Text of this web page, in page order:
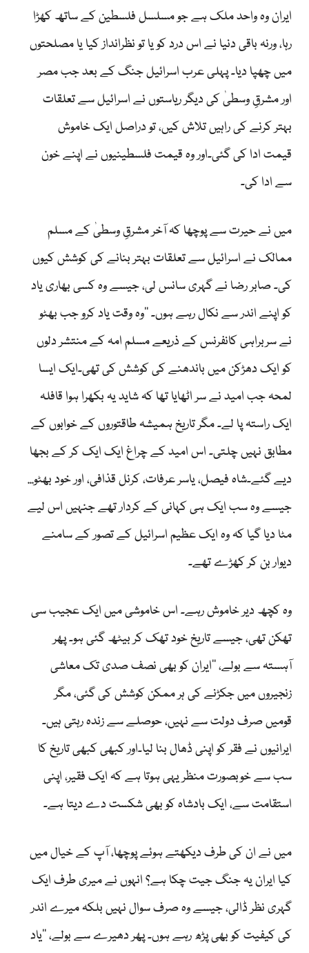
ایران وہ واحد ملک ہے جو مسلسل فلسطین کے ساتھ کھڑا
رہا، ورنہ باقی دنیا نے اس درد کو یا تو نظرانداز کیا یا مصلحتوں
میں چھپا دیا۔ پہلی عرب اسرائیل جنگ کے بعد جب مصر
اور مشرقِ وسطیٰ کی دیگر ریاستوں نے اسرائیل سے تعلقات
بہتر کرنے کی راہیں تلاش کیں، تو دراصل ایک خاموش
قیمت ادا کی گئی۔اور وہ قیمت فلسطینیوں نے اپنے خون
سے ادا کی۔
میں نے حیرت سے پوچھا کہ آخر مشرقِ وسطیٰ کے مسلم
ممالک نے اسرائیل سے تعلقات بہتر بنانے کی کوشش کیوں
کی۔ صابر رضا نے گہری سانس لی، جیسے وہ کسی بھاری یاد
کو اپنے اندر سے نکال رہے ہوں۔ ’’وہ وقت یاد کرو جب بھٹو
نے سربراہی کانفرنس کے ذریعے مسلم امہ کے منتشر دلوں
کو ایک دھڑکن میں باندھنے کی کوشش کی تھی۔ایک ایسا
لمحہ جب امید نے سر اٹھایا تھا کہ شاید یہ بکھرا ہوا قافلہ
ایک راستہ پا لے۔ مگر تاریخ ہمیشہ طاقتوروں کے خوابوں کے
مطابق نہیں چلتی۔ اس امید کے چراغ ایک ایک کر کے بجھا
دیے گئے۔شاہ فیصل، یاسر عرفات، کرنل قذافی، اور خود بھٹو...
جیسے وہ سب ایک ہی کہانی کے کردار تھے جنہیں اس لیے
مٹا دیا گیا کہ وہ ایک عظیم اسرائیل کے تصور کے سامنے
دیوار بن کر کھڑے تھے۔
وہ کچھ دیر خاموش رہے۔ اس خاموشی میں ایک عجیب سی
تھکن تھی، جیسے تاریخ خود تھک کر بیٹھ گئی ہو۔ پھر
آہستہ سے بولے، ’’ایران کو بھی نصف صدی تک معاشی
زنجیروں میں جکڑنے کی ہر ممکن کوشش کی گئی، مگر
قومیں صرف دولت سے نہیں، حوصلے سے زندہ رہتی ہیں۔
ایرانیوں نے فقر کو اپنی ڈھال بنا لیا۔اور کبھی کبھی تاریخ کا
سب سے خوبصورت منظر یہی ہوتا ہے کہ ایک فقیر، اپنی
استقامت سے، ایک بادشاہ کو بھی شکست دے دیتا ہے۔
میں نے ان کی طرف دیکھتے ہوئے پوچھا، آپ کے خیال میں
کیا ایران یہ جنگ جیت چکا ہے؟ انہوں نے میری طرف ایک
گہری نظر ڈالی، جیسے وہ صرف سوال نہیں بلکہ میرے اندر
کی کیفیت کو بھی پڑھ رہے ہوں۔ پھر دھیرے سے بولے، ’’یاد